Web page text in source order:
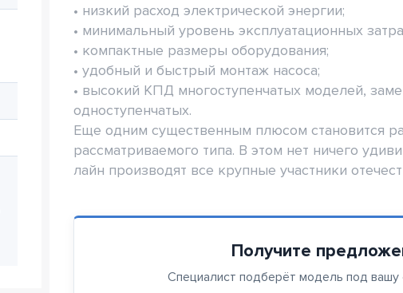
• низкий расход электрической энергии;
• минимальный уровень эксплуатационных
• компактные размеры оборудования;
• удобный и быстрый монтаж насоса;
• высокий КПД многоступенчатых моделей,
одноступенчатых.
Еще одним существенным плюсом становится
рассматриваемого типа. В этом нет ничего
лайн производят все крупные участники
Получите
Специалист подберёт модель под вашу